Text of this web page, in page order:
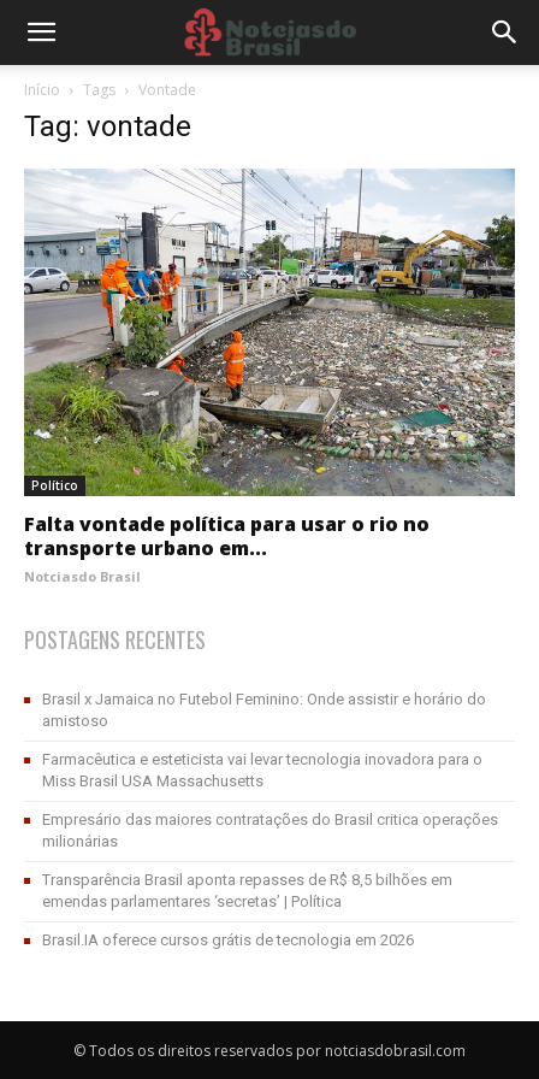
Início Tags Vontade
Tag: vontade
Político
Falta vontade política para usar o rio no
transporte urbano em...
Notciasdo Brasil
POSTAGENS RECENTES
Brasil x Jamaica no Futebol Feminino: Onde assistir e horário do
amistoso
Farmacêutica e esteticista vai levar tecnologia inovadora para o
Miss Brasil USA Massachusetts
Empresário das maiores contratações do Brasil critica operações
milionárias
Transparência Brasil aponta repasses de R$ 8,5 bilhões em
emendas parlamentares ‘secretas’ | Política
Brasil.IA oferece cursos grátis de tecnologia em 2026
© Todos os direitos reservados por notciasdobrasil.com